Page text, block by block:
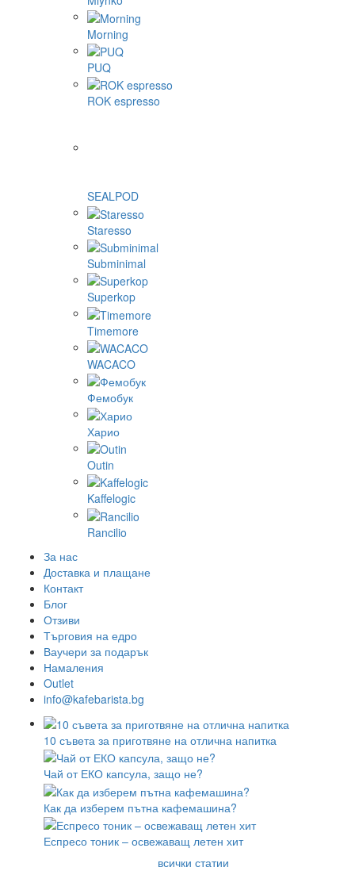
Morning
PUQ
ROK espresso
SEALPOD
Staresso
Subminimal
Superkop
Timemore
WACACO
Фемобук
Харио
Outin
Kaffelogic
Rancilio
За нас
Доставка и плащане
Контакт
Блог
Отзиви
Търговия на едро
Ваучери за подарък
Намаления
Outlet
info@kafebarista.bg
10 съвета за приготвяне на отлична напитка
Чай от ЕКО капсула, защо не?
Как да изберем пътна кафемашина?
Еспресо тоник – освежаващ летен хит
всички статии